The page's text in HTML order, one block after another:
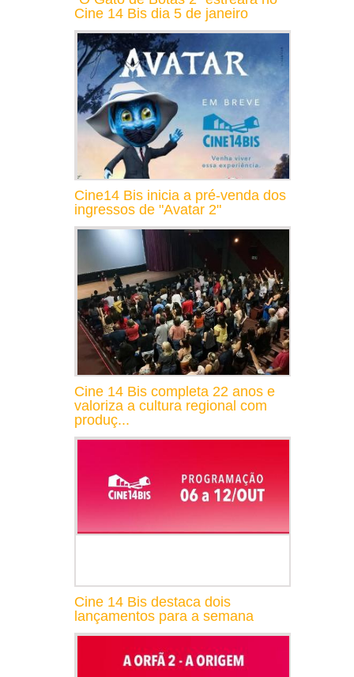
Cine 14 Bis dia 5 de janeiro
Cine14 Bis inicia a pré-venda dos
ingressos de "Avatar 2"
Cine 14 Bis completa 22 anos e
valoriza a cultura regional com
produç...
Cine 14 Bis destaca dois
lançamentos para a semana